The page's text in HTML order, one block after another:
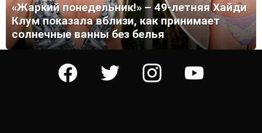
«Жаркий понедельник!» – 49-летняя Хайди
Клум показала вблизи, как принимает
солнечные ванны без белья
facebook twitter instagram youtube